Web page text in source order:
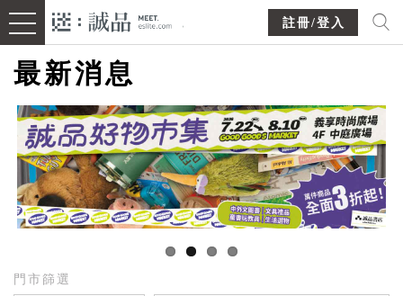
註冊/登入
最新消息
門市篩選